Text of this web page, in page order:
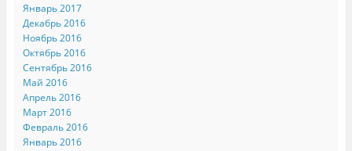
Январь 2017
Декабрь 2016
Ноябрь 2016
Октябрь 2016
Сентябрь 2016
Май 2016
Апрель 2016
Март 2016
Февраль 2016
Январь 2016